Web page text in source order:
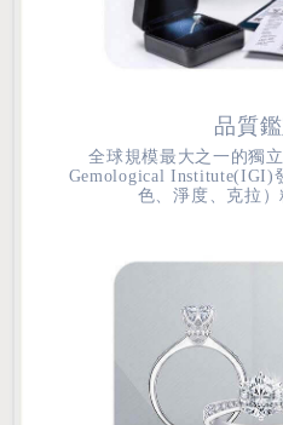
品質
全球規模最大之一的獨
Gemological Institute(IGI)
色、淨度、克拉）